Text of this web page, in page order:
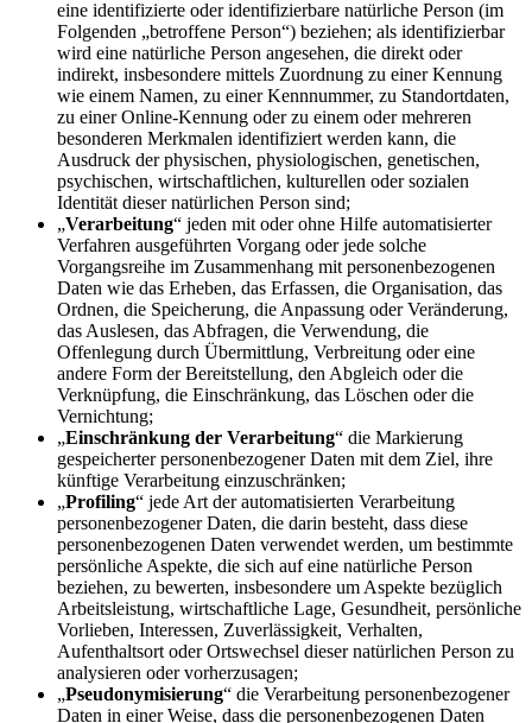
eine identifizierte oder identifizierbare natürliche Person (im
Folgenden „betroffene Person“) beziehen; als identifizierbar
wird eine natürliche Person angesehen, die direkt oder
indirekt, insbesondere mittels Zuordnung zu einer Kennung
wie einem Namen, zu einer Kennnummer, zu Standortdaten,
zu einer Online-Kennung oder zu einem oder mehreren
besonderen Merkmalen identifiziert werden kann, die
Ausdruck der physischen, physiologischen, genetischen,
psychischen, wirtschaftlichen, kulturellen oder sozialen
Identität dieser natürlichen Person sind;
„Verarbeitung“ jeden mit oder ohne Hilfe automatisierter
Verfahren ausgeführten Vorgang oder jede solche
Vorgangsreihe im Zusammenhang mit personenbezogenen
Daten wie das Erheben, das Erfassen, die Organisation, das
Ordnen, die Speicherung, die Anpassung oder Veränderung,
das Auslesen, das Abfragen, die Verwendung, die
Offenlegung durch Übermittlung, Verbreitung oder eine
andere Form der Bereitstellung, den Abgleich oder die
Verknüpfung, die Einschränkung, das Löschen oder die
Vernichtung;
„Einschränkung der Verarbeitung“ die Markierung
gespeicherter personenbezogener Daten mit dem Ziel, ihre
künftige Verarbeitung einzuschränken;
„Profiling“ jede Art der automatisierten Verarbeitung
personenbezogener Daten, die darin besteht, dass diese
personenbezogenen Daten verwendet werden, um bestimmte
persönliche Aspekte, die sich auf eine natürliche Person
beziehen, zu bewerten, insbesondere um Aspekte bezüglich
Arbeitsleistung, wirtschaftliche Lage, Gesundheit, persönliche
Vorlieben, Interessen, Zuverlässigkeit, Verhalten,
Aufenthaltsort oder Ortswechsel dieser natürlichen Person zu
analysieren oder vorherzusagen;
„Pseudonymisierung“ die Verarbeitung personenbezogener
Daten in einer Weise, dass die personenbezogenen Daten